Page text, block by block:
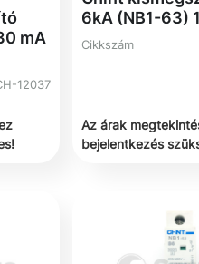
mA
12037
6kA (NB1-63)
Cikkszám
Az árak
bejelentkezés